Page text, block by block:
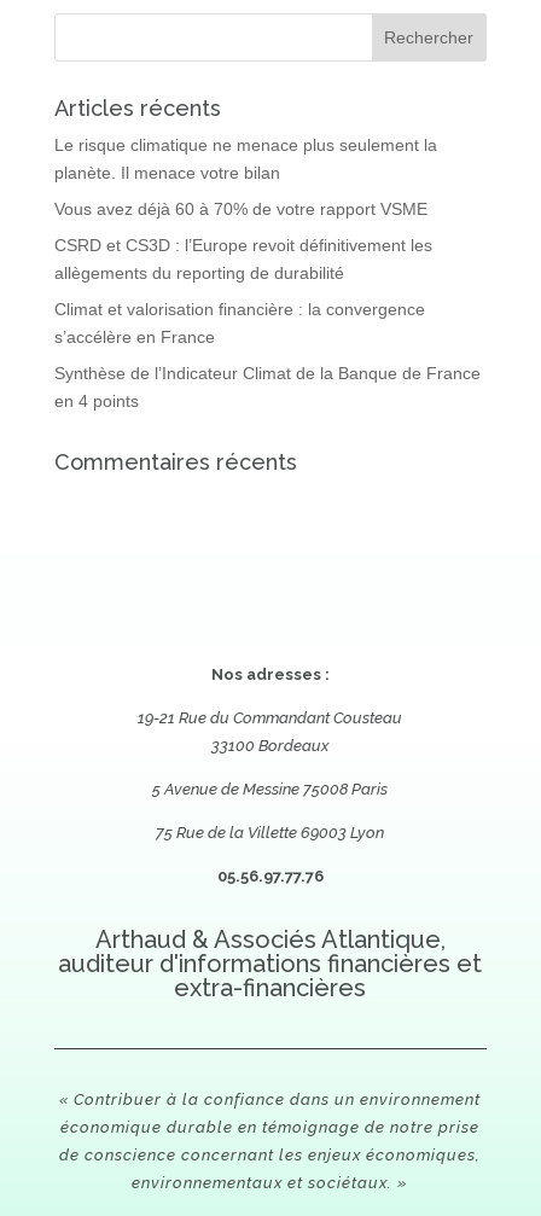
Articles récents
Le risque climatique ne menace plus seulement la
planète. Il menace votre bilan
Vous avez déjà 60 à 70% de votre rapport VSME
CSRD et CS3D : l’Europe revoit définitivement les
allègements du reporting de durabilité
Climat et valorisation financière : la convergence
s’accélère en France
Synthèse de l’Indicateur Climat de la Banque de France
en 4 points
Commentaires récents
Nos adresses :
19-21 Rue du Commandant Cousteau
33100 Bordeaux
5 Avenue de Messine 75008 Paris
75 Rue de la Villette 69003 Lyon
05.56.97.77.76
Arthaud & Associés Atlantique,
auditeur d'informations financières et
extra-financières
« Contribuer à la confiance dans un environnement
économique durable en témoignage de notre prise
de conscience concernant les enjeux économiques,
environnementaux et sociétaux. »